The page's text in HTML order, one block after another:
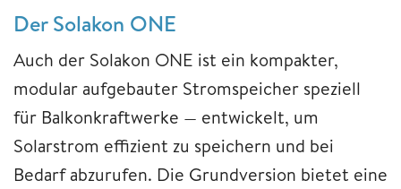
Der Solakon ONE
Auch der Solakon ONE ist ein kompakter,
modular aufgebauter Stromspeicher speziell
für Balkonkraftwerke — entwickelt, um
Solarstrom effizient zu speichern und bei
Bedarf abzurufen. Die Grundversion bietet eine